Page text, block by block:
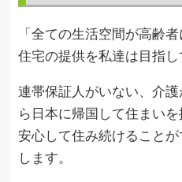
「全ての生活空間が高齢
住宅の提供を私達は目指し
連帯保証人がいない、介
ら日本に帰国して住まい
安心して住み続けること
します。